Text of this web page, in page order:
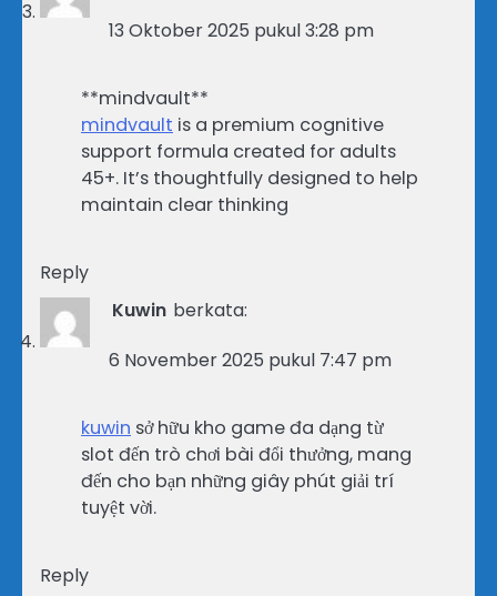
13 Oktober 2025 pukul 3:28 pm
** mindvault**
mindvault is a premium cognitive
support formula created for adults
45+. It’s thoughtfully designed to help
maintain clear thinking
Reply
Kuwin berkata:
6 November 2025 pukul 7:47 pm
kuwin sở hữu kho game đa dạng từ
slot đến trò chơi bài đổi thưởng, mang
đến cho bạn những giây phút giải trí
tuyệt vời.
Reply